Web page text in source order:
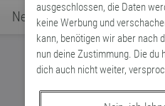
ausgeschlossen, die Daten
keine Werbung und
kann, benötigen wir aber nach
nun deine Zustimmung. Die
dich auch nicht weiter,
Neologismen